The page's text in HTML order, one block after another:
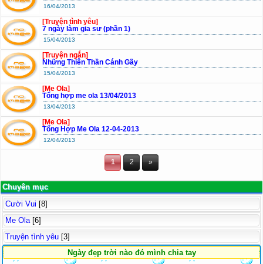
16/04/2013
[Truyện tình yêu]
7 ngày làm gia sư (phần 1)
15/04/2013
[Truyện ngắn]
Những Thiên Thần Cánh Gãy
15/04/2013
[Me Ola]
Tổng hợp me ola 13/04/2013
13/04/2013
[Me Ola]
Tổng Hợp Me Ola 12-04-2013
12/04/2013
1 2 »
Chuyên mục
Cười Vui [8]
Me Ola[6]
Truyện tình yêu [3]
Ngày đẹp trời nào đó mình chia tay